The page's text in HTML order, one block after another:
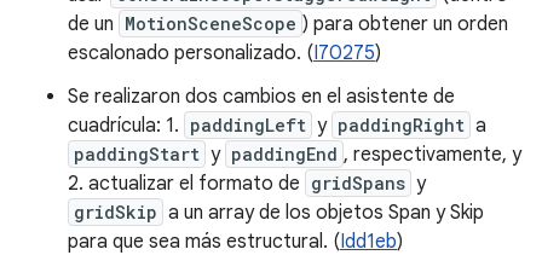
de un MotionSceneScope ) para obtener un orden
escalonado personalizado. (I70275)
Se realizaron dos cambios en el asistente de
cuadrícula: 1. paddingLeft y paddingRight a
paddingStart y paddingEnd , respectivamente, y
2. actualizar el formato de gridSpans y
gridSkip a un array de los objetos Span y Skip
para que sea más estructural. (Idd1eb)